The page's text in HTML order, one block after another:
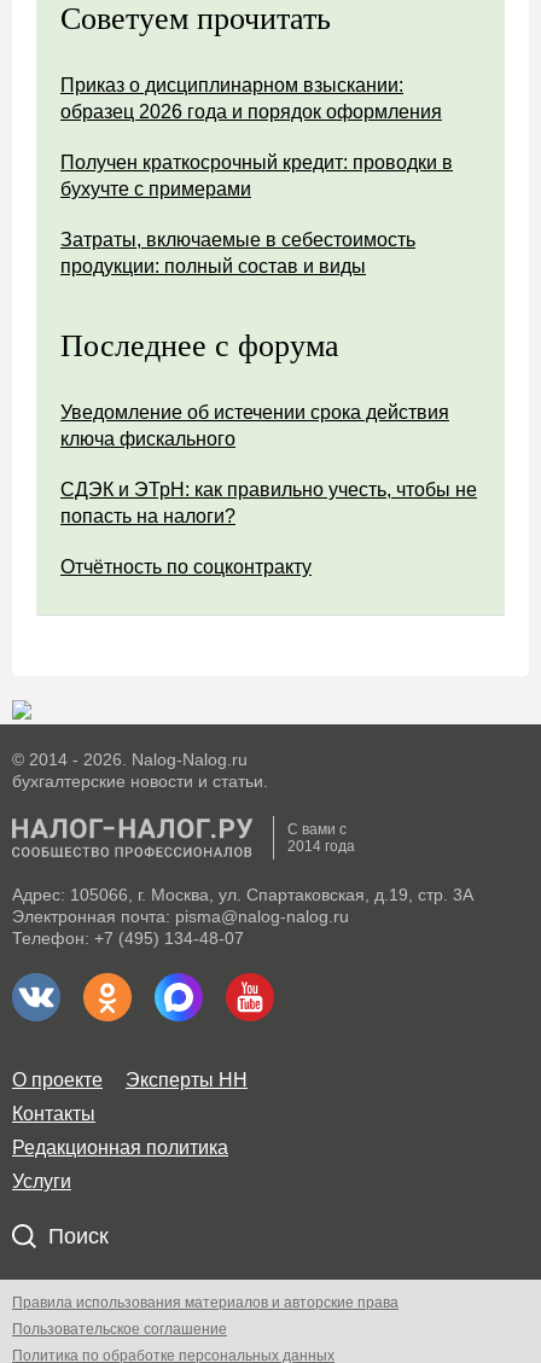
Советуем прочитать
Приказ о дисциплинарном взыскании:
образец 2026 года и порядок оформления
Получен краткосрочный кредит: проводки в
бухучте с примерами
Затраты, включаемые в себестоимость
продукции: полный состав и виды
Последнее с форума
Уведомление об истечении срока действия
ключа фискального
СДЭК и ЭТрН: как правильно учесть, чтобы не
попасть на налоги?
Отчётность по соцконтракту
© 2014 - 2026. Nalog-Nalog.ru
бухгалтерские новости и статьи.
С вами с
2014 года
Адрес: 105066, г. Москва, ул. Спартаковская, д.19, стр. 3А
Электронная почта: pisma@nalog-nalog.ru
Телефон: +7 (495) 134-48-07
О проекте
Эксперты НН
Контакты
Редакционная политика
Услуги
Поиск
Правила использования материалов и авторские права
Пользовательское соглашение
Политика по обработке персональных данных